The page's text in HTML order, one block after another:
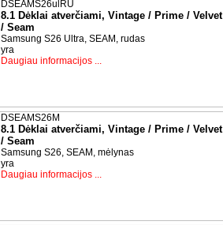
DSEAMS26ulRU
8.1 Dėklai atverčiami, Vintage / Prime / Velvet
/ Seam
Samsung S26 Ultra, SEAM, rudas
yra
Daugiau informacijos ...
DSEAMS26M
8.1 Dėklai atverčiami, Vintage / Prime / Velvet
/ Seam
Samsung S26, SEAM, mėlynas
yra
Daugiau informacijos ...